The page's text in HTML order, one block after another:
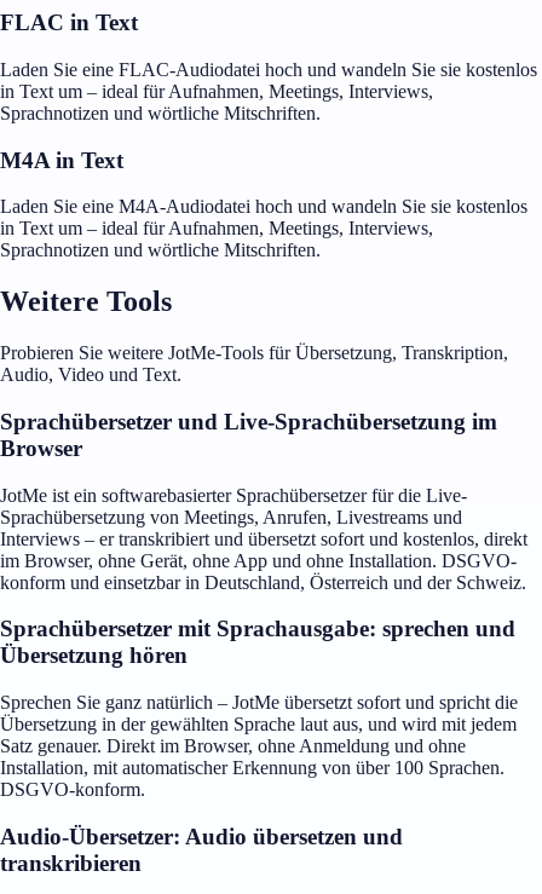
FLAC in Text
Laden Sie eine FLAC-Audiodatei hoch und wandeln Sie sie kostenlos
in Text um – ideal für Aufnahmen, Meetings, Interviews,
Sprachnotizen und wörtliche Mitschriften.
M4A in Text
Laden Sie eine M4A-Audiodatei hoch und wandeln Sie sie kostenlos
in Text um – ideal für Aufnahmen, Meetings, Interviews,
Sprachnotizen und wörtliche Mitschriften.
Weitere Tools
Probieren Sie weitere JotMe-Tools für Übersetzung, Transkription,
Audio, Video und Text.
Sprachübersetzer und Live-Sprachübersetzung im
Browser
JotMe ist ein softwarebasierter Sprachübersetzer für die Live-
Sprachübersetzung von Meetings, Anrufen, Livestreams und
Interviews – er transkribiert und übersetzt sofort und kostenlos, direkt
im Browser, ohne Gerät, ohne App und ohne Installation. DSGVO-
konform und einsetzbar in Deutschland, Österreich und der Schweiz.
Sprachübersetzer mit Sprachausgabe: sprechen und
Übersetzung hören
Sprechen Sie ganz natürlich – JotMe übersetzt sofort und spricht die
Übersetzung in der gewählten Sprache laut aus, und wird mit jedem
Satz genauer. Direkt im Browser, ohne Anmeldung und ohne
Installation, mit automatischer Erkennung von über 100 Sprachen.
DSGVO-konform.
Audio-Übersetzer: Audio übersetzen und
transkribieren